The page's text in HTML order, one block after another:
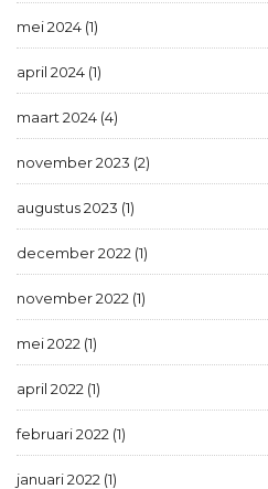
mei 2024 (1)
april 2024 (1)
maart 2024 (4)
november 2023 (2)
augustus 2023 (1)
december 2022 (1)
november 2022 (1)
mei 2022 (1)
april 2022 (1)
februari 2022 (1)
januari 2022 (1)